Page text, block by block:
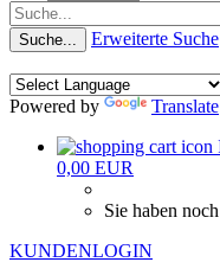
Suche... Erweiterte Suche
Powered by
Translate
0,00 EUR
Sie haben
KUNDENLOGIN